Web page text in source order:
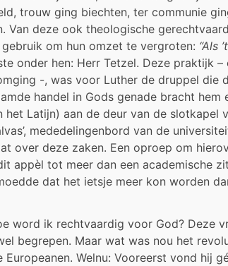
trouw ging biechten, ter communie
Van deze ook theologische
om hun omzet te vergroten: “Als
onder hen: Herr Tetzel. Deze praktijk
-, was voor Luther de druppel die
handel in Gods genade bracht
het Latijn) aan de deur van de slotkapel
mededelingenbord van de
over deze zaken. Een oproep om
appèl tot meer dan een academische
dat het ietsje meer kon worden
word ik rechtvaardig voor God? Deze
begrepen. Maar wat was nou het
Welnu: Vooreerst vond hij